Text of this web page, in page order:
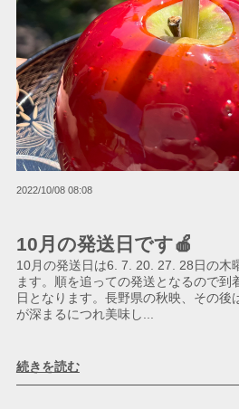
10月の発送日です🍎
2022/10/08 08:08
10月の発送日は6. 7. 20. 27. 28日の木
ます。順を追っての発送となるので到
日となります。長野県の秋映、その後
が深まるにつれ美味し...
続きを読む